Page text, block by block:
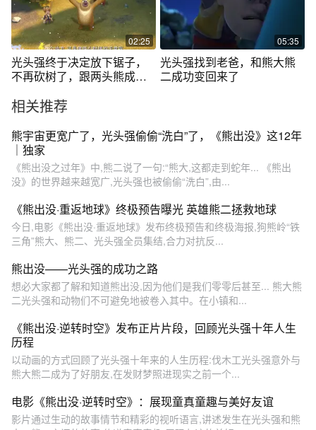
02:25
光头强终于决定放下锯子，
不再砍树了，跟两头熊成了
05:35
光头强找到老爸，和熊大熊
二成功变回来了
相关推荐
熊宇宙更宽广了，光头强偷偷“洗白”了，《熊出没》这12年
｜独家
《熊出没之过年》中,熊二说了一句:“熊大,这都走到蛇年... 《熊出
没》的世界越来越宽广,光头强也被偷偷“洗白”,由...
《熊出没·重返地球》终极预告曝光 英雄熊二拯救地球
今日,电影《熊出没·重返地球》发布终极预告和终极海报,狗熊岭“铁
三角”熊大、熊二、光头强全员集结,合力对抗反...
熊出没——光头强的成功之路
想必大家都了解和知道熊出没,因为他们是我们零零后甚至... 熊大熊
二光头强和动物们不可避免地被卷入其中。在小镇和...
《熊出没·逆转时空》发布正片片段，回顾光头强十年人生
历程
以动画的方式回顾了光头强十年来的人生历程:伐木工光头强意外与
熊大熊二成为了好朋友,在发财梦照进现实之前一个...
电影《熊出没·逆转时空》：展现童真童趣与美好友谊
影片通过生动的故事情节和精彩的视听语言,讲述发生在光头强和熊